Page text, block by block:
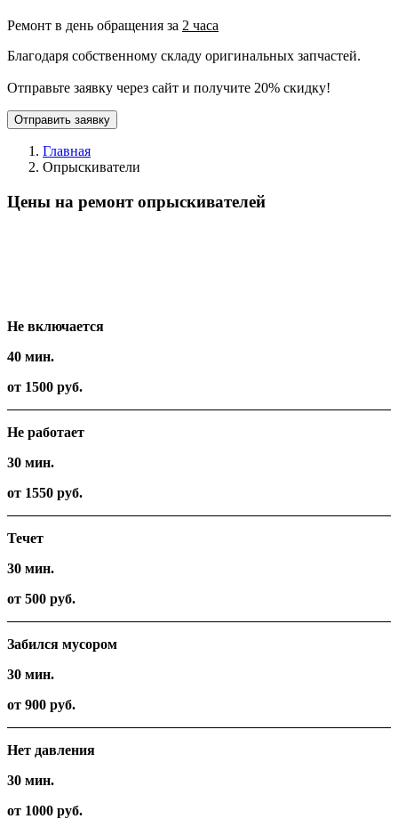
Ремонт в день обращения за 2 часа
Благодаря собственному складу оригинальных запчастей.
Отправьте заявку через сайт и получите 20% скидку!
Отправить заявку
Главная
Опрыскиватели
Цены на ремонт опрыскивателей
Не включается
40 мин.
от 1500 руб.
Не работает
30 мин.
от 1550 руб.
Течет
30 мин.
от 500 руб.
Забился мусором
30 мин.
от 900 руб.
Нет давления
30 мин.
от 1000 руб.